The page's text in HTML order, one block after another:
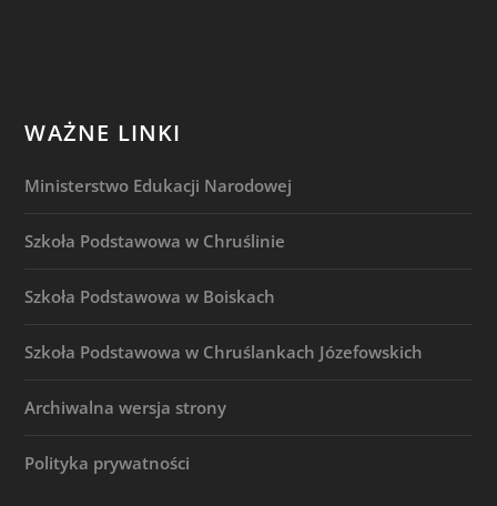
WAŻNE LINKI
Ministerstwo Edukacji Narodowej
Szkoła Podstawowa w Chruślinie
Szkoła Podstawowa w Boiskach
Szkoła Podstawowa w Chruślankach Józefowskich
Archiwalna wersja strony
Polityka prywatności